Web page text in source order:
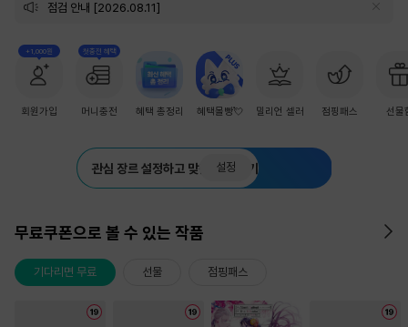
점검 안내 [2026.08.11]
+1,000원
회원가입
첫충전 혜택
머니충전 혜택 총정리 혜택몰빵💘 밀리언 셀러 점핑패스 선물
관심 장르 설정하고 맞춤 추천 받기
설정
무료쿠폰으로 볼 수 있는 작품
기다리면 무료 선물 점핑패스